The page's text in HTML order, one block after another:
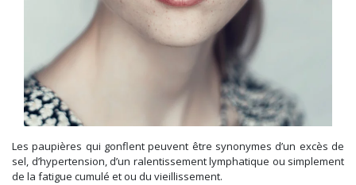
Les paupières qui gonflent peuvent être synonymes d’un excès de
sel, d’hypertension, d’un ralentissement lymphatique ou simplement
de la fatigue cumulé et ou du vieillissement.